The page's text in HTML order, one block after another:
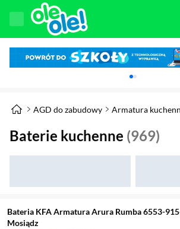
Karuzela z
AGD do zabudowy Armatura
Baterie kuchenne (969)
Bateria KFA Armatura Arura Rumba 6553-
Mosiądz